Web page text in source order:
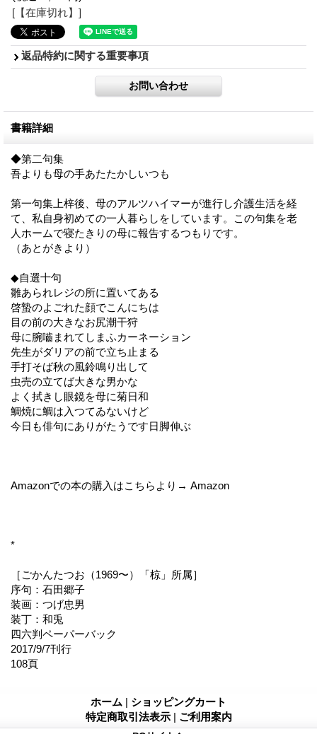
[【在庫切れ】]
返品特約に関する重要事項
書籍詳細
◆第二句集
吾よりも母の手あたたかしいつも
第一句集上梓後、母のアルツハイマーが進行し介護生活を経
て、私自身初めての一人暮らしをしています。この句集を老
人ホームで寝たきりの母に報告するつもりです。
（あとがきより）
◆自選十句
雛あられレジの所に置いてある
啓蟄のよごれた顔でこんにちは
目の前の大きなお尻潮干狩
母に腕嚙まれてしまふカーネーション
先生がダリアの前で立ち止まる
手打そば秋の風鈴鳴り出して
虫売の立てば大きな男かな
よく拭きし眼鏡を母に菊日和
鯛焼に鯛は入つてゐないけど
今日も俳句にありがたうです日脚伸ぶ
Amazonでの本の購入はこちらより→ Amazon
*
［ごかんたつお（1969〜）「椋」所属］
序句：石田郷子
装画：つげ忠男
装丁：和兎
四六判ペーパーバック
2017/9/7刊行
108頁
ホーム | ショッピングカート
特定商取引法表示 | ご利用案内